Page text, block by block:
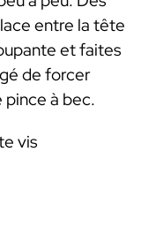
entre la tête
et faites
de forcer
pince à bec.
vis